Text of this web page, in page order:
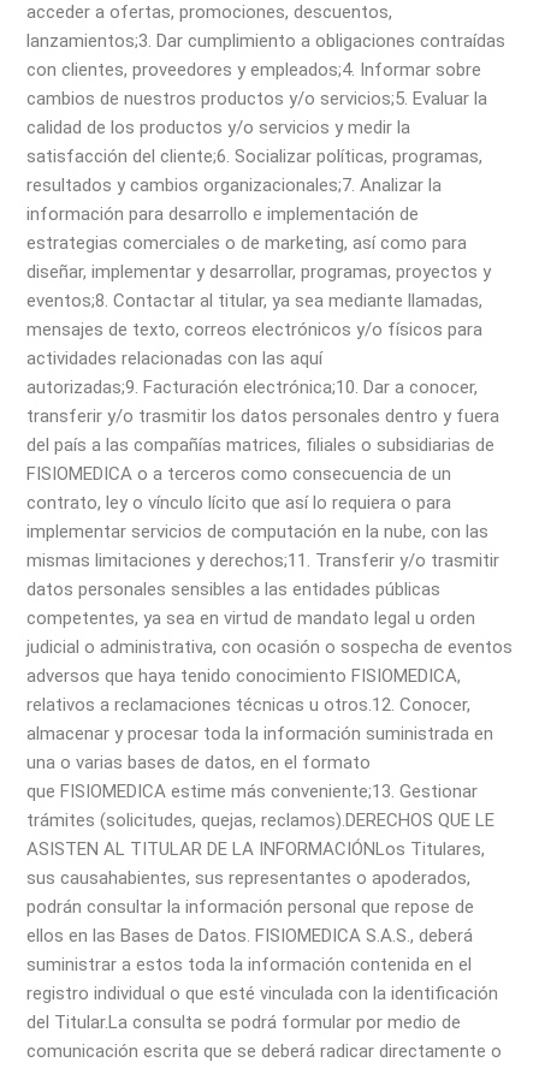
acceder a ofertas, promociones, descuentos,
lanzamientos;3. Dar cumplimiento a obligaciones contraídas
con clientes, proveedores y empleados;4. Informar sobre
cambios de nuestros productos y/o servicios;5. Evaluar la
calidad de los productos y/o servicios y medir la
satisfacción del cliente;6. Socializar políticas, programas,
resultados y cambios organizacionales;7. Analizar la
información para desarrollo e implementación de
estrategias comerciales o de marketing, así como para
diseñar, implementar y desarrollar, programas, proyectos y
eventos;8. Contactar al titular, ya sea mediante llamadas,
mensajes de texto, correos electrónicos y/o físicos para
actividades relacionadas con las aquí
autorizadas;9. Facturación electrónica;10. Dar a conocer,
transferir y/o trasmitir los datos personales dentro y fuera
del país a las compañías matrices, filiales o subsidiarias de
FISIOMEDICA o a terceros como consecuencia de un
contrato, ley o vínculo lícito que así lo requiera o para
implementar servicios de computación en la nube, con las
mismas limitaciones y derechos;11. Transferir y/o trasmitir
datos personales sensibles a las entidades públicas
competentes, ya sea en virtud de mandato legal u orden
judicial o administrativa, con ocasión o sospecha de eventos
adversos que haya tenido conocimiento FISIOMEDICA,
relativos a reclamaciones técnicas u otros.12. Conocer,
almacenar y procesar toda la información suministrada en
una o varias bases de datos, en el formato
que FISIOMEDICA estime más conveniente;13. Gestionar
trámites (solicitudes, quejas, reclamos).DERECHOS QUE LE
ASISTEN AL TITULAR DE LA INFORMACIÓNLos Titulares,
sus causahabientes, sus representantes o apoderados,
podrán consultar la información personal que repose de
ellos en las Bases de Datos. FISIOMEDICA S.A.S., deberá
suministrar a estos toda la información contenida en el
registro individual o que esté vinculada con la identificación
del Titular.La consulta se podrá formular por medio de
comunicación escrita que se deberá radicar directamente o